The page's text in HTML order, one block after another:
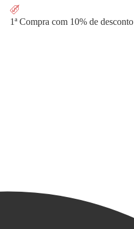
1ª Compra com 10% de desconto